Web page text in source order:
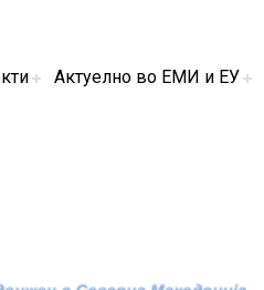
Актуелно во ЕМИ и ЕУ